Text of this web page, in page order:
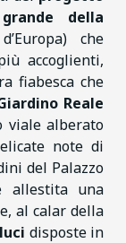
della
che
accoglienti,
fiabesca che
Reale
viale alberato
note di
del Palazzo
allestita una
al calar della
disposte in